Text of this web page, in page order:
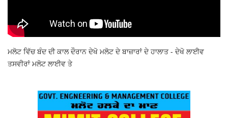
ਮਲੋਟ ਵਿੱਚ ਬੰਦ ਦੀ ਕਾਲ ਦੌਰਾਨ ਦੇਖੋ ਮਲੋਟ ਦੇ ਬਾਜ਼ਾਰਾਂ ਦੇ ਹਾਲਾਤ - ਦੇਖੋ ਲਾਈਵ
ਤਸਵੀਰਾਂ ਮਲੋਟ ਲਾਈਵ ਤੇ